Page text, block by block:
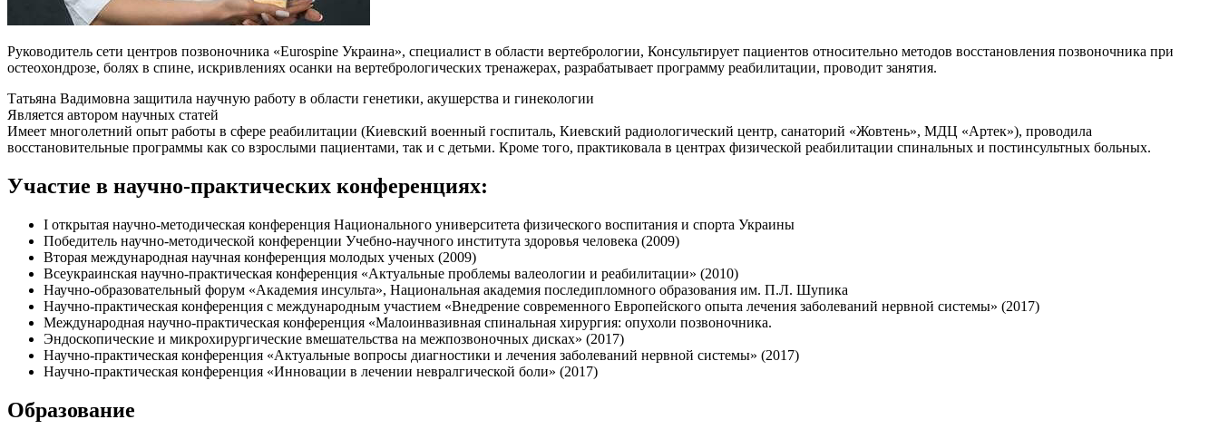
Руководитель сети центров позвоночника «Eurospine Украина», специалист в области вертебрологии, Консультирует пациентов относительно методов восстановления позвоночника при
остеохондрозе, болях в спине, искривлениях осанки на вертебрологических тренажерах, разрабатывает программу реабилитации, проводит занятия.
Татьяна Вадимовна защитила научную работу в области генетики, акушерства и гинекологии
Является автором научных статей
Имеет многолетний опыт работы в сфере реабилитации (Киевский военный госпиталь, Киевский радиологический центр, санаторий «Жовтень», МДЦ «Артек»), проводила
восстановительные программы как со взрослыми пациентами, так и с детьми. Кроме того, практиковала в центрах физической реабилитации спинальных и постинсультных больных.
Участие в научно-практических конференциях:
I открытая научно-методическая конференция Национального университета физического воспитания и спорта Украины
Победитель научно-методической конференции Учебно-научного института здоровья человека (2009)
Вторая международная научная конференция молодых ученых (2009)
Всеукраинская научно-практическая конференция «Актуальные проблемы валеологии и реабилитации» (2010)
Научно-образовательный форум «Академия инсульта», Национальная академия последипломного образования им. П.Л. Шупика
Научно-практическая конференция с международным участием «Внедрение современного Европейского опыта лечения заболеваний нервной системы» (2017)
Международная научно-практическая конференция «Малоинвазивная спинальная хирургия: опухоли позвоночника.
Эндоскопические и микрохирургические вмешательства на межпозвоночных дисках» (2017)
Научно-практическая конференция «Актуальные вопросы диагностики и лечения заболеваний нервной системы» (2017)
Научно-практическая конференция «Инновации в лечении невралгической боли» (2017)
Образование